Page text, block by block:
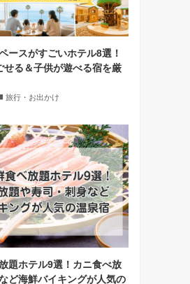
ースがすごいホテル8選！
せる＆子供が遊べる宿を厳
旅行・お出かけ
題ホテル9選！カニ食べ放
ど海鮮バイキングが人気の